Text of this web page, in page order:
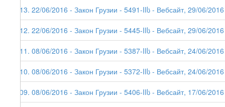
113. 22/06/2016 - Закон Грузии - 5491-IIს - Вебсайт, 29/06/2016
112. 22/06/2016 - Закон Грузии - 5445-IIს - Вебсайт, 29/06/2016
111. 08/06/2016 - Закон Грузии - 5387-IIს - Вебсайт, 24/06/2016
110. 08/06/2016 - Закон Грузии - 5372-IIს - Вебсайт, 24/06/2016
109. 08/06/2016 - Закон Грузии - 5406-IIს - Вебсайт, 17/06/2016